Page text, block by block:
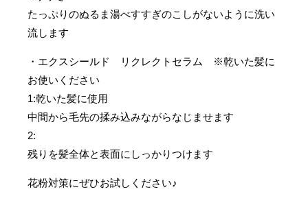
たっぷりのぬるま湯べすすぎのこしがないように洗い
流します
・エクスシールド リクレクトセラム ※乾いた髪に
お使いください
1:乾いた髪に使用
中間から毛先の揉み込みながらなじませます
2:
残りを髪全体と表面にしっかりつけます
花粉対策にぜひお試しください♪